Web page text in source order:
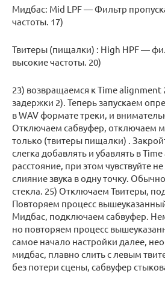
Мидбас: Mid LPF — Фильтр
частоты. 17)
Твитеры (пищалки) : High HPF —
высокие частоты. 20)
23) возвращаемся к Time
задержки 2). Теперь запускаем
в WAV формате треки, и
Отключаем сабвуфер, отключаем
только (твитеры пищалки) .
слегка добавлять и убавлять в
расстояние, при этом чувствуйте
слияние звука в одну точку.
стекла. 25) Отключаем Твитеры,
Повторяем процесс
Мидбас, подключаем сабвуфер.
но повторяем процесс
самое начало настройки далее,
мидбас, плавно слить с левым
без потери сцены, сабвуфер